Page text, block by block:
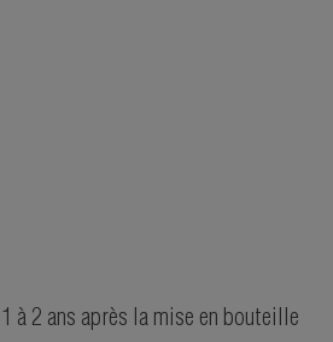
à 2 ans après la mise en bouteille